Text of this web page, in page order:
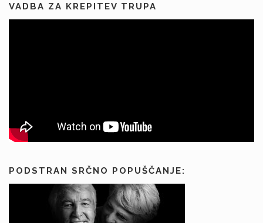
VADBA ZA KREPITEV TRUPA
PODSTRAN SRČNO POPUŠČANJE: